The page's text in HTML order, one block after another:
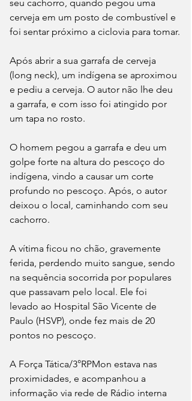
seu cachorro, quando pegou uma
cerveja em um posto de combustível e
foi sentar próximo a ciclovia para tomar.
Após abrir a sua garrafa de cerveja
(long neck), um indígena se aproximou
e pediu a cerveja. O autor não lhe deu
a garrafa, e com isso foi atingido por
um tapa no rosto.
O homem pegou a garrafa e deu um
golpe forte na altura do pescoço do
indígena, vindo a causar um corte
profundo no pescoço. Após, o autor
deixou o local, caminhando com seu
cachorro.
A vítima ficou no chão, gravemente
ferida, perdendo muito sangue, sendo
na sequência socorrida por populares
que passavam pelo local. Ele foi
levado ao Hospital São Vicente de
Paulo (HSVP), onde fez mais de 20
pontos no pescoço.
A Força Tática/3°RPMon estava nas
proximidades, e acompanhou a
informação via rede de Rádio interna